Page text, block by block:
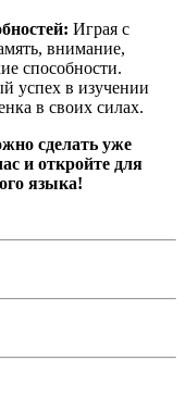
Играя с
внимание,
способности.
успех в изучении
в своих силах.
сделать уже
и откройте для
языка!